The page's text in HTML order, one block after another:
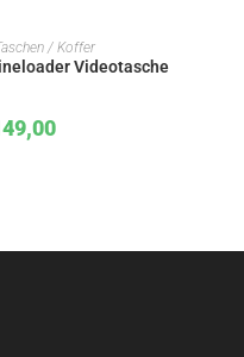
/ Koffer
Videotasche